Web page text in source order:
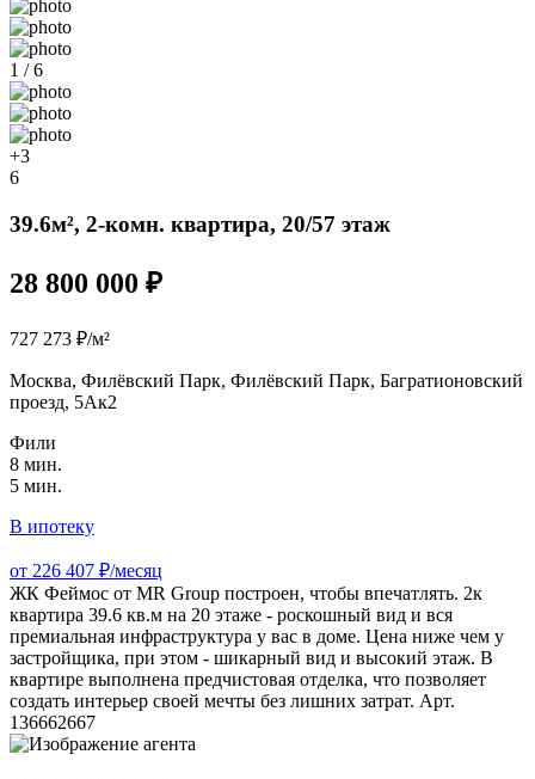
1 / 6
+3
6
39.6м², 2-комн. квартира, 20/57 этаж
28 800 000 ₽
727 273 ₽/м²
Москва, Филёвский Парк, Филёвский Парк, Багратионовский
проезд, 5Ак2
Фили
8 мин.
5 мин.
В ипотеку
от 226 407 ₽/месяц
ЖК Феймос от MR Group построен, чтобы впечатлять. 2к
квартира 39.6 кв.м на 20 этаже - роскошный вид и вся
премиальная инфраструктура у вас в доме. Цена ниже чем у
застройщика, при этом - шикарный вид и высокий этаж. В
квартире выполнена предчистовая отделка, что позволяет
создать интерьер своей мечты без лишних затрат. Арт.
136662667